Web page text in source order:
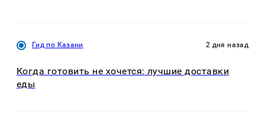
Гид по Казани 2 дня назад
Когда готовить не хочется: лучшие доставки
еды